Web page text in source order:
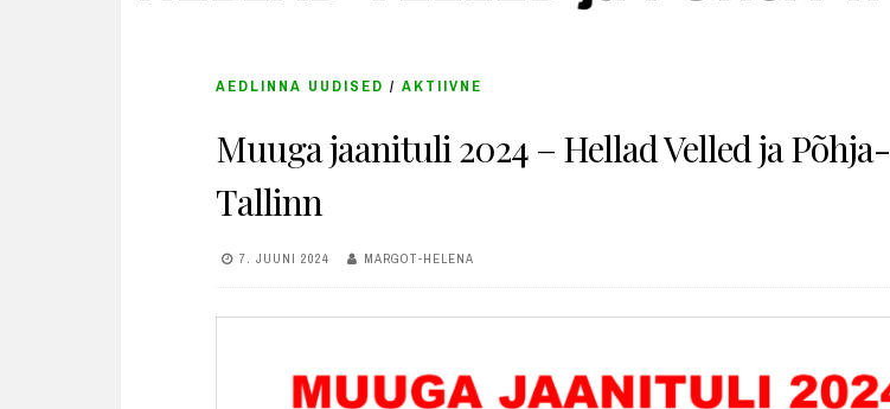
AEDLINNA UUDISED / AKTIIVNE
Muuga jaanituli 2024 – Hellad Velled ja Põhja-
Tallinn
7. JUUNI 2024 MARGOT-HELENA